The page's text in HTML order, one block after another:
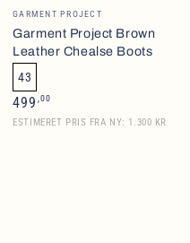
Brand
GARMENT PROJECT
Garment Project Brown
Leather Chealse Boots
43
Normalpris
499 ,00
ESTIMERET PRIS FRA NY: 1.300 KR